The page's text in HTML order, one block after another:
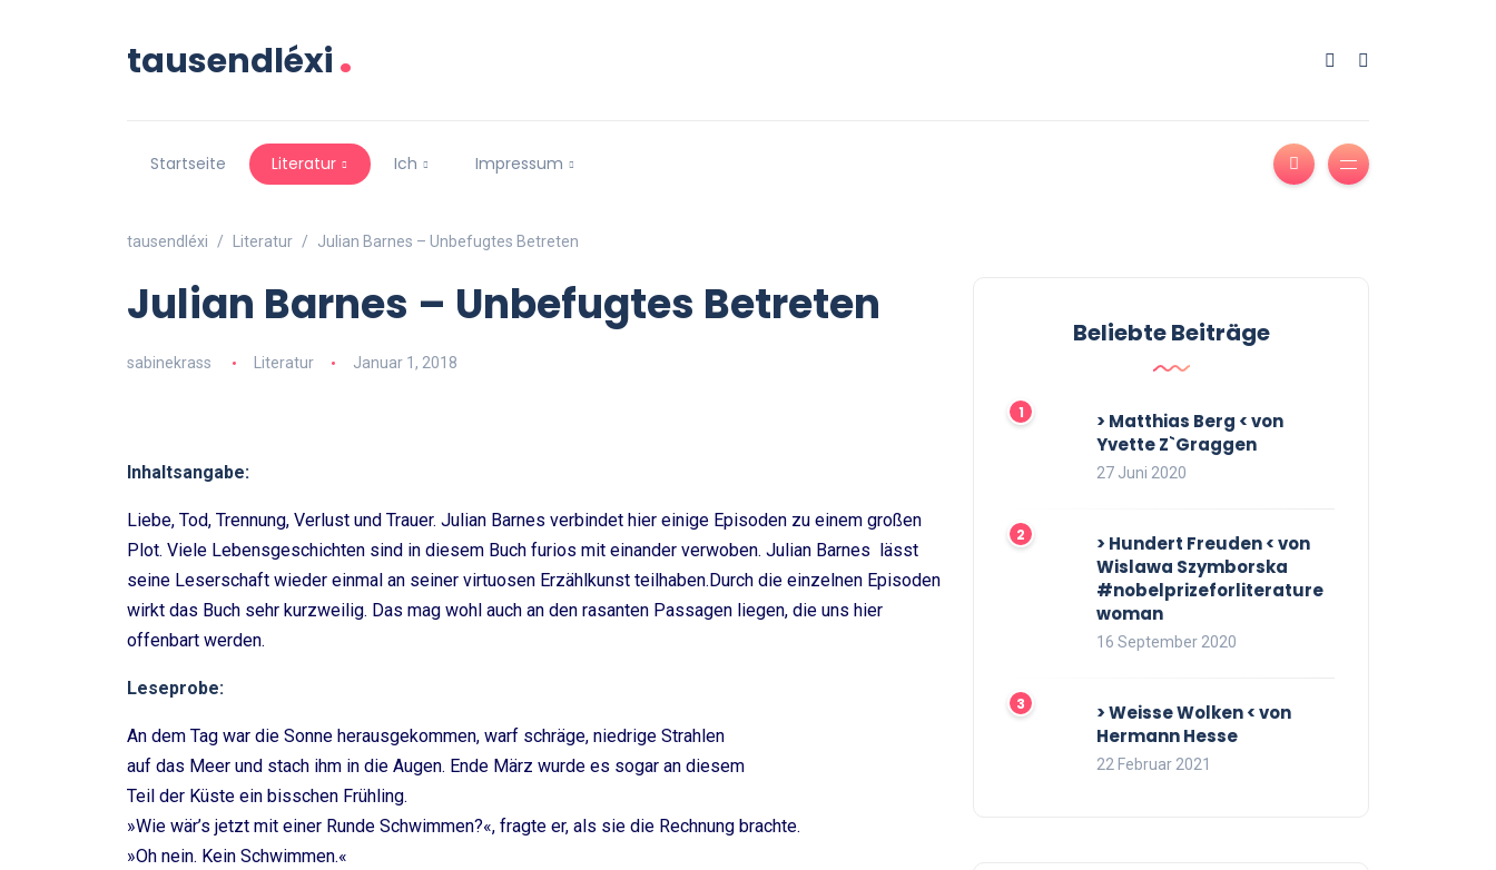
tausendléxi.
Startseite Literatur Ich Impressum
tausendléxi Literatur Julian Barnes – Unbefugtes Betreten
Julian Barnes – Unbefugtes Betreten
sabinekrass Literatur Januar 1, 2018
Inhaltsangabe:
Liebe, Tod, Trennung, Verlust und Trauer. Julian Barnes verbindet hier einige Episoden zu einem großen
Plot. Viele Lebensgeschichten sind in diesem Buch furios mit einander verwoben. Julian Barnes lässt
seine Leserschaft wieder einmal an seiner virtuosen Erzählkunst teilhaben.Durch die einzelnen Episoden
wirkt das Buch sehr kurzweilig. Das mag wohl auch an den rasanten Passagen liegen, die uns hier
offenbart werden.
Leseprobe:
An dem Tag war die Sonne herausgekommen, warf schräge, niedrige Strahlen
auf das Meer und stach ihm in die Augen. Ende März wurde es sogar an diesem
Teil der Küste ein bisschen Frühling.
»Wie wär’s jetzt mit einer Runde Schwimmen?«, fragte er, als sie die Rechnung brachte.
»Oh nein. Kein Schwimmen.«
Beliebte Beiträge
> Matthias Berg < von
Yvette Z`Graggen
27 Juni 2020
> Hundert Freuden < von
Wislawa Szymborska
#nobelprizeforliterature
woman
16 September 2020
> Weisse Wolken < von
Hermann Hesse
22 Februar 2021